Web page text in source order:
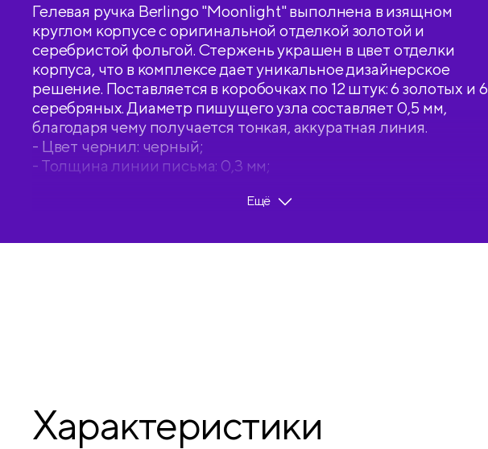
Гелевая ручка Berlingo "Moonlight" выполнена в изящном
круглом корпусе с оригинальной отделкой золотой и
серебристой фольгой. Стержень украшен в цвет отделки
корпуса, что в комплексе дает уникальное дизайнерское
решение. Поставляется в коробочках по 12 штук: 6 золотых и 6
серебряных. Диаметр пишущего узла составляет 0,5 мм,
благодаря чему получается тонкая, аккуратная линия.
- Цвет чернил: черный;
- Толщина линии письма: 0,3 мм;
- Тип упаковки: картонная коробка.
Ещё
Характеристики